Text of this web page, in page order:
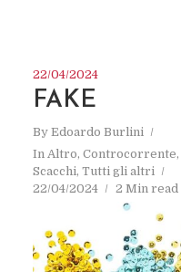
22/04/2024
FAKE
By Edoardo Burlini
In Altro, Controcorrente,
Scacchi, Tutti gli altri
22/04/2024
2 Min read